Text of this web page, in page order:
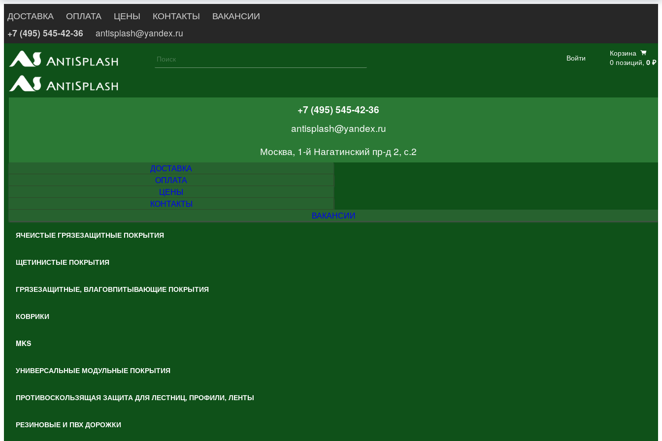
ДОСТАВКА ОПЛАТА ЦЕНЫ КОНТАКТЫ
ВАКАНСИИ
+7 (495) 545-42-36
antisplash@yandex.ru
Войти
Корзина
0 позиций, 0 ₽
+7 (495) 545-42-36
antisplash@yandex.ru
Москва, 1-й Нагатинский пр-д 2, с.2
ДОСТАВКА
ОПЛАТА
ЦЕНЫ
КОНТАКТЫ
ВАКАНСИИ
ЯЧЕИСТЫЕ ГРЯЗЕЗАЩИТНЫЕ ПОКРЫТИЯ
ЩЕТИНИСТЫЕ ПОКРЫТИЯ
ГРЯЗЕЗАЩИТНЫЕ, ВЛАГОВПИТЫВАЮЩИЕ ПОКРЫТИЯ
КОВРИКИ
MKS
УНИВЕРСАЛЬНЫЕ МОДУЛЬНЫЕ ПОКРЫТИЯ
ПРОТИВОСКОЛЬЗЯЩАЯ ЗАЩИТА ДЛЯ ЛЕСТНИЦ, ПРОФИЛИ, ЛЕНТЫ
РЕЗИНОВЫЕ И ПВХ ДОРОЖКИ